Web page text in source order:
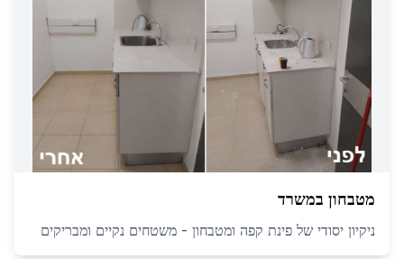
מטבחון במשרד
ניקיון יסודי של פינת קפה ומטבחון - משטחים נקיים ומבריקים